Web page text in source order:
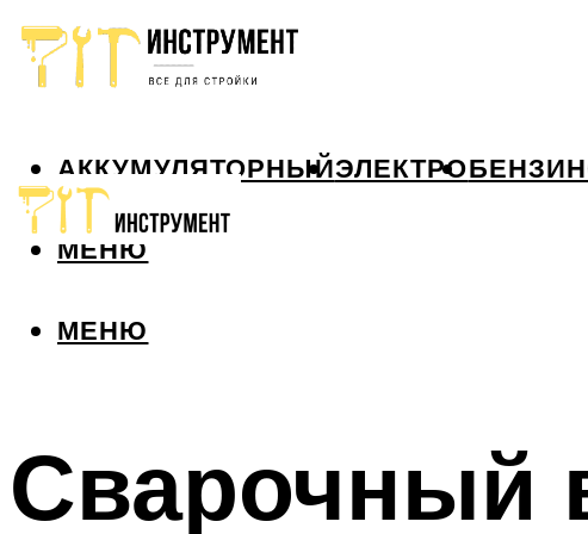
АККУМУЛЯТОРНЫЙЭЛЕКТРО
МЕНЮ
МЕНЮ
Сварочный